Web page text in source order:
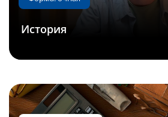
Форма: очная
История